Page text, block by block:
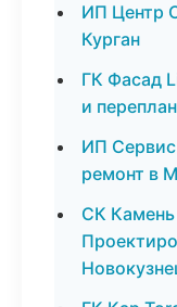
ИП Центр
Курган
ГК Фасад
и
ИП
ремонт в
СК